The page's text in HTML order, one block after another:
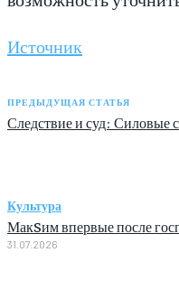
Источник
ПРЕДЫДУЩАЯ СТАТЬЯ
Следствие и суд: Силовые
Культура
МакSим впервые после
31.07.2026